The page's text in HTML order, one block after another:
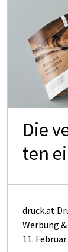
Die
ten
druck.at
Werbung
11.